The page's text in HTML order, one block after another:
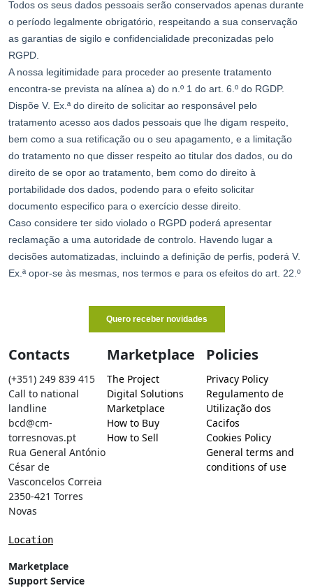
Contacts
(+351) 249 839 415
Call to national
landline
bcd@cm-
torresnovas.pt
Rua General António
César de
Vasconcelos Correia
2350-421 Torres
Novas
Location
Marketplace
Support Service
Marketplace
The Project
Digital Solutions
Marketplace
How to Buy
How to Sell
Policies
Privacy Policy
Regulamento de
Utilização dos
Cacifos
Cookies Policy
General terms and
conditions of use